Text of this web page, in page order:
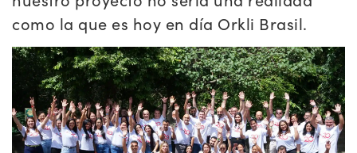
como la que es hoy en día Orkli Brasil.